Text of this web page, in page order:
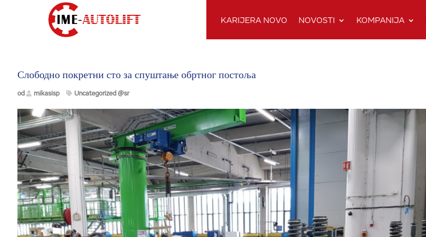
KARIJERA NOVO NOVOSTI KOMPANIJA
Слободно покретни сто за спуштање обртног постоља
od mikasisp Uncategorized @sr